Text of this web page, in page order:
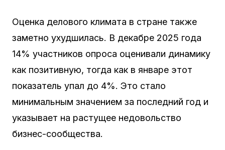
Оценка делового климата в стране также
заметно ухудшилась. В декабре 2025 года
14% участников опроса оценивали динамику
как позитивную, тогда как в январе этот
показатель упал до 4%. Это стало
минимальным значением за последний год и
указывает на растущее недовольство
бизнес-сообщества.